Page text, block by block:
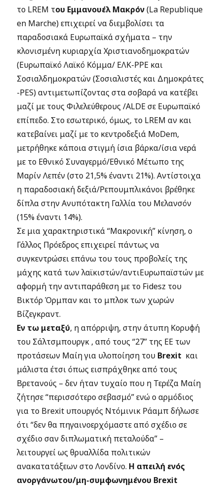
το LREM του Εμμανουέλ Μακρόν(La Republique
en Marche) επιχειρεί να διεμβολίσει τα
παραδοσιακά Ευρωπαϊκά σχήματα – την
κλονισμένη κυριαρχία Χριστιανοδημοκρατών
(Ευρωπαϊκό Λαϊκό Κόμμα/ ΕΛΚ-ΡΡΕ και
Σοσιαλδημοκρατών (Σοσιαλιστές και Δημοκράτες
-PES) αντιμετωπίζοντας στα σοβαρά να κατέβει
μαζί με τους Φιλελεύθερους /ALDE σε Ευρωπαϊκό
επίπεδο. Στο εσωτερικό, όμως, το LREM αν και
κατεβαίνει μαζί με το κεντροδεξιά MoDem,
μετρήθηκε κάποια στιγμή ίσια βάρκα/ίσια νερά
με το Εθνικό Συναγερμό/Εθνικό Μέτωπο της
Μαρίν Λεπέν (στο 21,5% έναντι 21%). Αντίστοιχα
η παραδοσιακή δεξιά/Ρεπουμπλικάνοι βρέθηκε
δίπλα στην Ανυπότακτη Γαλλία του Μελανσόν
(15% έναντι 14%).
Σε μια χαρακτηριστικά “Μακρονική” κίνηση, ο
Γάλλος Πρόεδρος επιχειρεί πάντως να
συγκεντρώσει επάνω του τους προβολείς της
μάχης κατά των λαϊκιστών/αντιΕυρωπαϊστών με
αφορμή την αντιπαράθεση με το Fidesz του
Βικτόρ Όρμπαν και το μπλοκ των χωρών
Βίζεγκραντ.
Εν τω μεταξύ, η απόρριψη, στην άτυπη Κορυφή
του Σάλτσμπουργκ , από τους “27” της ΕΕ των
προτάσεων Μαίη για υλοποίηση του Brexit και
μάλιστα έτσι όπως εισπράχθηκε από τους
Βρετανούς – δεν ήταν τυχαίο που η Τερέζα Μαίη
ζήτησε “περισσότερο σεβασμό” ενώ ο αρμόδιος
για το Brexit υπουργός Ντόμινικ Ράαμπ δήλωσε
ότι “δεν θα πηγαινοερχόμαστε από σχέδιο σε
σχέδιο σαν διπλωματική πεταλούδα” –
λειτουργεί ως θρυαλλίδα πολιτικών
ανακατατάξεων στο Λονδίνο. Η απειλή ενός
ανοργάνωτου/μη-συμφωνημένου Brexit